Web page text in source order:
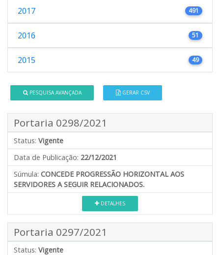
2017 491
2016 51
2015 49
PESQUISA AVANÇADA GERAR CSV
Portaria 0298/2021
Status: Vigente
Data de Publicação: 22/12/2021
Súmula: CONCEDE PROGRESSÃO HORIZONTAL AOS
SERVIDORES A SEGUIR RELACIONADOS.
DETALHES
Portaria 0297/2021
Status: Vigente